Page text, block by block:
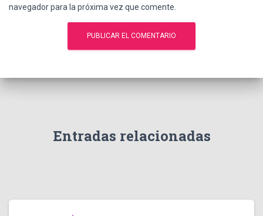
navegador para la próxima vez que comente.
Entradas relacionadas